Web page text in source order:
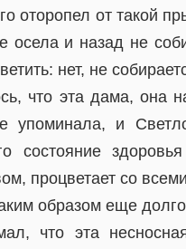
оторопел от такой
осела и назад не
нет, не
что эта дама, она
упоминала, и
состояние
процветает со
образом еще
что эта